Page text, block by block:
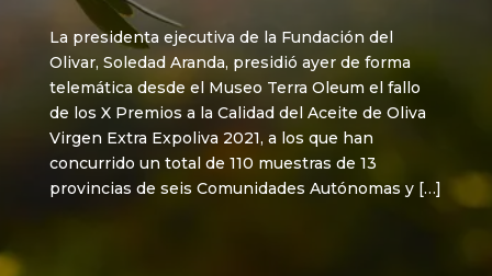
La presidenta ejecutiva de la Fundación del
Olivar, Soledad Aranda, presidió ayer de forma
telemática desde el Museo Terra Oleum el fallo
de los X Premios a la Calidad del Aceite de Oliva
Virgen Extra Expoliva 2021, a los que han
concurrido un total de 110 muestras de 13
provincias de seis Comunidades Autónomas y […]